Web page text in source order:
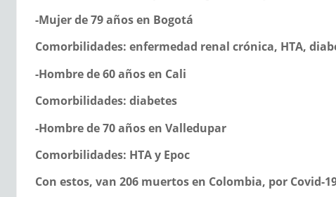
-Mujer de 79 años en Bogotá
Comorbilidades: enfermedad renal crónica, HTA,
-Hombre de 60 años en Cali
Comorbilidades: diabetes
-Hombre de 70 años en Valledupar
Comorbilidades: HTA y Epoc
Con estos, van 206 muertos en Colombia, por Covid-